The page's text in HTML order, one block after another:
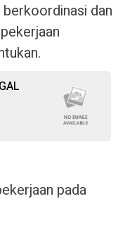
berkoordinasi dan
pada